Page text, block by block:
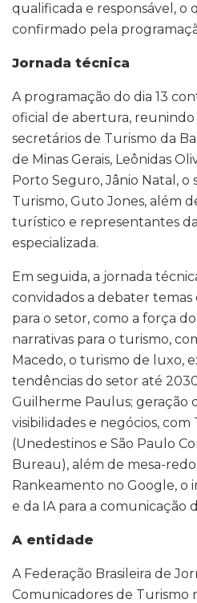
qualificada e responsável, o
confirmado pela
Jornada técnica
A programação do dia 13
oficial de abertura, reunindo
secretários de Turismo da
de Minas Gerais, Leônidas
Porto Seguro, Jânio Natal,
Turismo, Guto Jones, além
turístico e representantes
especializada.
Em seguida, a jornada
convidados a debater
para o setor, como a força
narrativas para o turismo,
Macedo, o turismo de luxo,
tendências do setor até
Guilherme Paulus; geração
visibilidades e negócios, com
(Unedestinos e São Paulo
Bureau), além de mesa-
Rankeamento no Google, o
e da IA para a comunicação
A entidade
A Federação Brasileira de
Comunicadores de Turismo